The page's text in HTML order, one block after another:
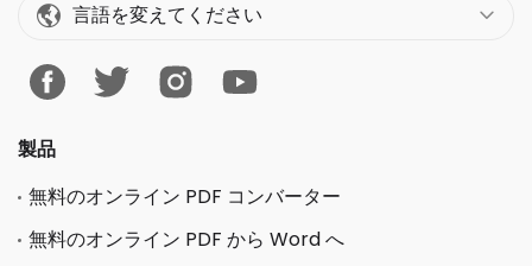
言語を変えてください
製品
無料のオンライン PDF コンバーター
無料のオンライン PDF から Word へ